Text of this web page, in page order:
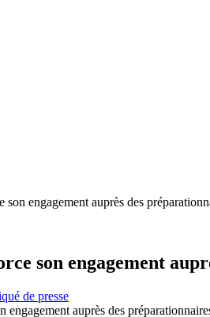
son engagement auprès des
son engagement
de presse